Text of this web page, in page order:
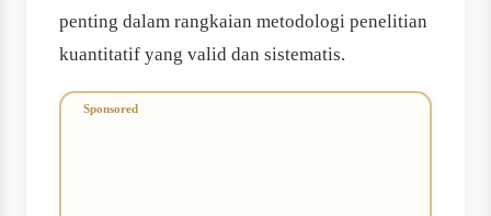
penting dalam rangkaian metodologi penelitian
kuantitatif yang valid dan sistematis.